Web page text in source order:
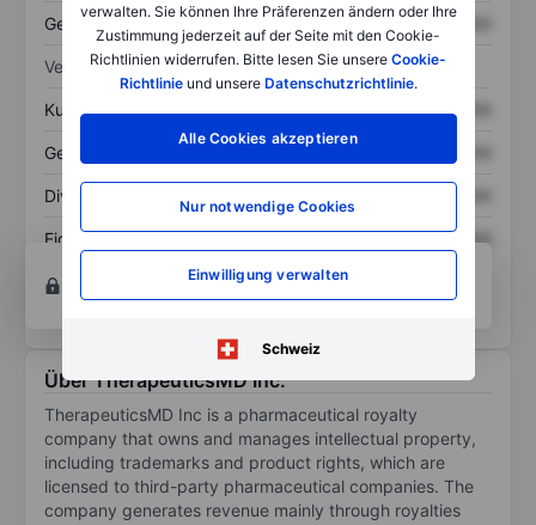
verwalten. Sie können Ihre Präferenzen ändern oder Ihre
Zustimmung jederzeit auf der Seite mit den Cookie-
Richtlinien widerrufen. Bitte lesen Sie unsere Cookie-
Richtlinieund unsere Datenschutzrichtlinie.
Alle Cookies akzeptieren
Nur notwendige Cookies
Einwilligung verwalten
Schweiz
Gesamtschulden XXXXXXX XXXXXXX
Verhältnisse
Kurs/Umsatz XXXXXXX XXXXXXX
Gewinn je Aktie XXXXXXX
Dividende je Aktie
Eigenkapitalrendite XXXXXXX
XXXXXXX
um Zugriff auf mehr Diagramm-
und Analyse-Tools zu erhalten.
Über TherapeuticsMD Inc.
TherapeuticsMD Inc is a pharmaceutical royalty
company that owns and manages intellectual property,
including trademarks and product rights, which are
licensed to third-party pharmaceutical companies. The
company generates revenue mainly through royalties